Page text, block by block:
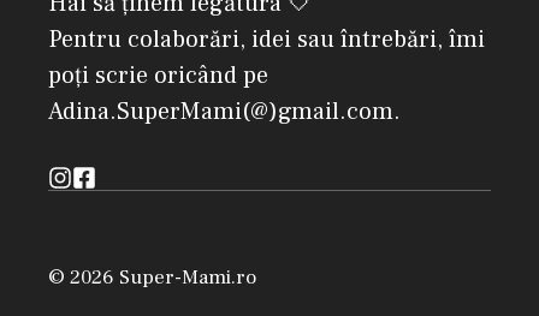
Pentru colaborări, idei sau întrebări, îmi
poți scrie oricând pe
Adina.SuperMami(@)gmail.com.
© 2026 Super-Mami.ro